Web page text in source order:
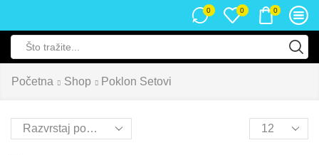
0 0 0
Početna Shop Poklon Setovi